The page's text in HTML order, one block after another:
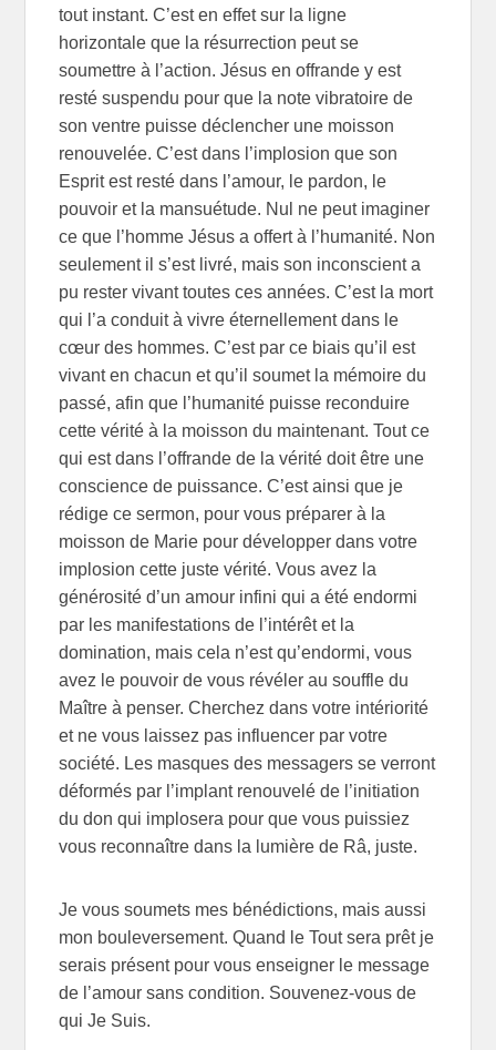
tout instant. C’est en effet sur la ligne
horizontale que la résurrection peut se
soumettre à l’action. Jésus en offrande y est
resté suspendu pour que la note vibratoire de
son ventre puisse déclencher une moisson
renouvelée. C’est dans l’implosion que son
Esprit est resté dans l’amour, le pardon, le
pouvoir et la mansuétude. Nul ne peut imaginer
ce que l’homme Jésus a offert à l’humanité. Non
seulement il s’est livré, mais son inconscient a
pu rester vivant toutes ces années. C’est la mort
qui l’a conduit à vivre éternellement dans le
cœur des hommes. C’est par ce biais qu’il est
vivant en chacun et qu’il soumet la mémoire du
passé, afin que l’humanité puisse reconduire
cette vérité à la moisson du maintenant. Tout ce
qui est dans l’offrande de la vérité doit être une
conscience de puissance. C’est ainsi que je
rédige ce sermon, pour vous préparer à la
moisson de Marie pour développer dans votre
implosion cette juste vérité. Vous avez la
générosité d’un amour infini qui a été endormi
par les manifestations de l’intérêt et la
domination, mais cela n’est qu’endormi, vous
avez le pouvoir de vous révéler au souffle du
Maître à penser. Cherchez dans votre intériorité
et ne vous laissez pas influencer par votre
société. Les masques des messagers se verront
déformés par l’implant renouvelé de l’initiation
du don qui implosera pour que vous puissiez
vous reconnaître dans la lumière de Râ, juste.
Je vous soumets mes bénédictions, mais aussi
mon bouleversement. Quand le Tout sera prêt je
serais présent pour vous enseigner le message
de l’amour sans condition. Souvenez-vous de
qui Je Suis.